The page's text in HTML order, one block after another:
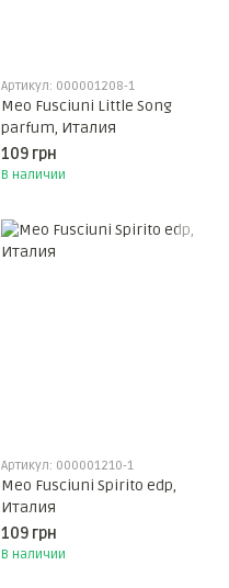
Артикул: 000001208-1
Meo Fusciuni Little Song
parfum, Италия
109 грн
В наличии
Артикул: 000001210-1
Meo Fusciuni Spirito edp,
Италия
109 грн
В наличии